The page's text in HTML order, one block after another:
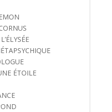
ÉTOILE